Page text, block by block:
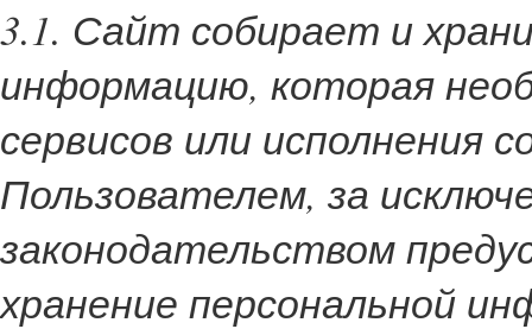
3.1. Сайт собирает и
информацию, которая
сервисов или исполнения
Пользователем, за
законодательством
хранение персональной